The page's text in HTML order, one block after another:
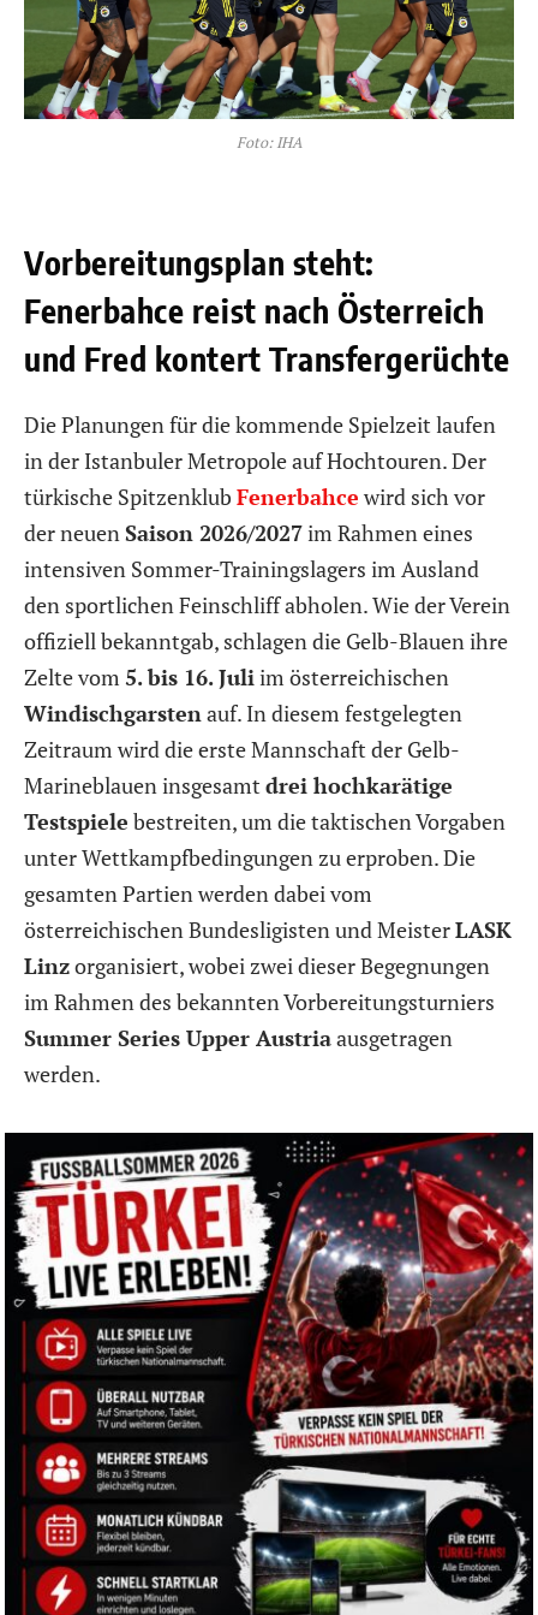
Foto: IHA
Vorbereitungsplan steht:
Fenerbahce reist nach Österreich
und Fred kontert Transfergerüchte
Die Planungen für die kommende Spielzeit laufen
in der Istanbuler Metropole auf Hochtouren. Der
türkische Spitzenklub Fenerbahce wird sich vor
der neuenSaison 2026/2027im Rahmen eines
intensiven Sommer-Trainingslagers im Ausland
den sportlichen Feinschliff abholen. Wie der Verein
offiziell bekanntgab, schlagen die Gelb-Blauen ihre
Zelte vom 5. bis 16. Juliim österreichischen
Windischgarstenauf. In diesem festgelegten
Zeitraum wird die erste Mannschaft der Gelb-
Marineblauen insgesamt drei hochkarätige
Testspiele bestreiten, um die taktischen Vorgaben
unter Wettkampfbedingungen zu erproben. Die
gesamten Partien werden dabei vom
österreichischen Bundesligisten und MeisterLASK
Linzorganisiert, wobei zwei dieser Begegnungen
im Rahmen des bekannten Vorbereitungsturniers
Summer Series Upper Austriaausgetragen
werden.